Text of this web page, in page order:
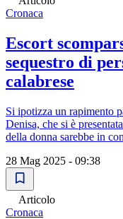
Cronaca
Escort
sequestro di
calabrese
Si ipotizza un rapimento
Denisa, che si è
della donna sarebbe in
28 Mag 2025 - 09:38
Articolo
Cronaca